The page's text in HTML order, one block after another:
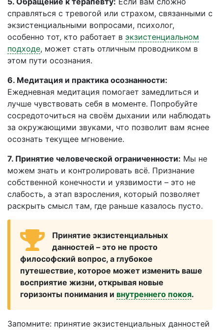
справляться с тревогой или страхом, связанными с
экзистенциальными вопросами, психолог,
особенно тот, кто работает в экзистенциальном
подходе, может стать отличным проводником в
этом пути осознания.
6. Медитация и практика осознанности:
Ежедневная медитация помогает замедлиться и
лучше чувствовать себя в моменте. Попробуйте
сосредоточиться на своём дыхании или наблюдать
за окружающими звуками, что позволит вам яснее
осознать текущее мгновение.
7. Принятие человеческой ограниченности: Мы не
можем знать и контролировать всё. Признание
собственной конечности и уязвимости – это не
слабость, а этап взросления, который позволяет
раскрыть смысл там, где раньше казалось пусто.
Принятие экзистенциальных
данностей – это не просто
философский вопрос, а глубокое
путешествие, которое может изменить ваше
восприятие жизни, открывая новые
горизонты понимания и внутреннего покоя.
Запомните: принятие экзистенциальных данностей